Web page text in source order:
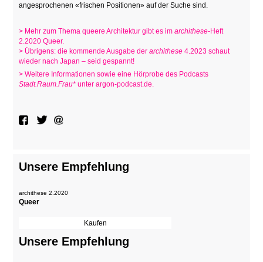
angesprochenen «frischen Positionen» auf der Suche sind.
> Mehr zum Thema queere Architektur gibt es imarchithese-Heft
2.2020 Queer.
> Übrigens: die kommende Ausgabe der archithese 4.2023 schaut
wieder nach Japan – seid gespannt!
> Weitere Informationen sowie eine Hörprobe des Podcasts
Stadt.Raum.Frau* unter argon-podcast.de.
Unsere Empfehlung
archithese 2.2020
Queer
Unsere Empfehlung